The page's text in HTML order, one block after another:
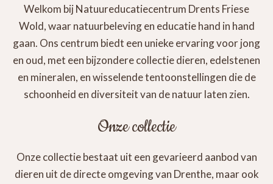
Welkom bij Natuureducatiecentrum Drents Friese
Wold, waar natuurbeleving en educatie hand in hand
gaan. Ons centrum biedt een unieke ervaring voor jong
en oud, met een bijzondere collectie dieren, edelstenen
en mineralen, en wisselende tentoonstellingen die de
schoonheid en diversiteit van de natuur laten zien.
Onze collectie
Onze collectie bestaat uit een gevarieerd aanbod van
dieren uit de directe omgeving van Drenthe, maar ook